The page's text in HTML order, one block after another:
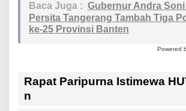
Baca Juga : Gubernur Andra
Persita Tangerang Tambah Tiga
ke-25 Provinsi Banten
Powered
Rapat Paripurna Istimewa
n